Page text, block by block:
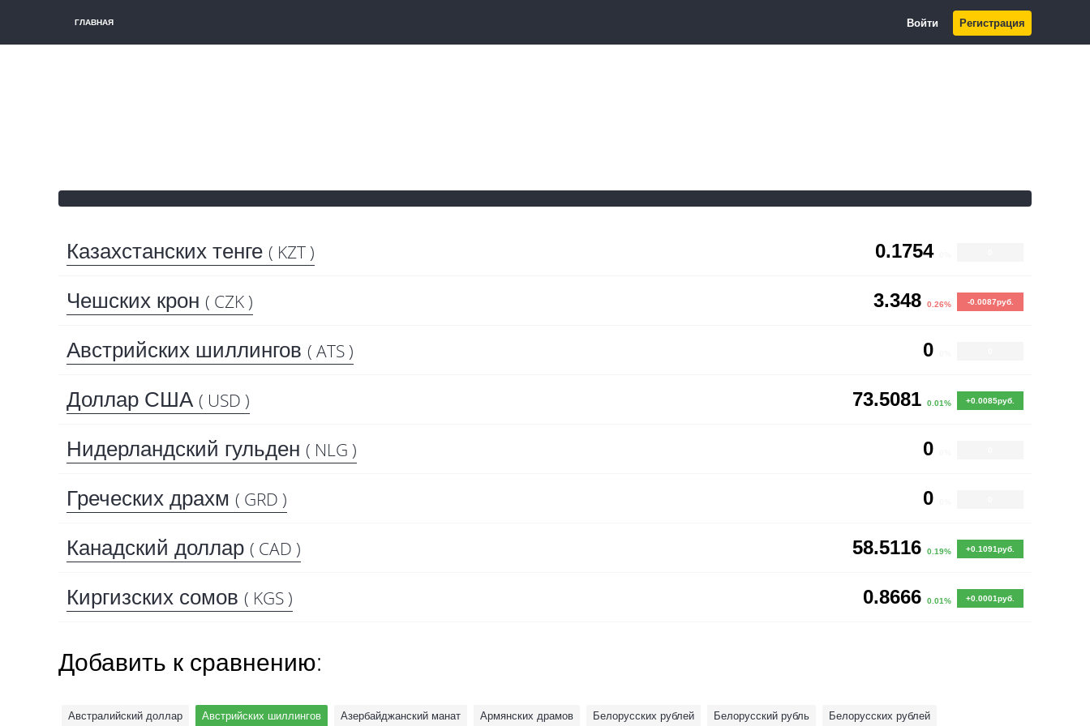
ГЛАВНАЯ Войти Регистрация
Казахстанских тенге ( KZT ) 0.1754
Чешских крон ( CZK ) 3.348 0.26% -0.0087руб.
Австрийских шиллингов ( ATS ) 0
Доллар США ( USD ) 73.5081 0.01% +0.0085руб.
Нидерландский гульден ( NLG ) 0
Греческих драхм ( GRD ) 0
Канадский доллар ( CAD ) 58.5116 0.19% +0.1091руб.
Киргизских сомов ( KGS ) 0.8666 0.01% +0.0001руб.
Добавить к сравнению:
Австралийский доллар Австрийских шиллингов Азербайджанский манат Армянских драмов Белoрусских рублей Белорусский рубль Белорусских рублей